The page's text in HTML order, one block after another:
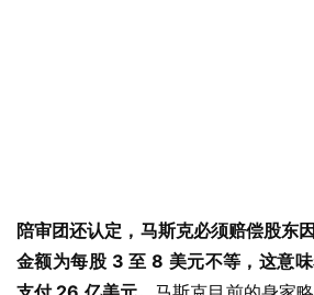
安
卓
陪审团还认定，马斯克必须赔偿股东
金额为每股 3 至 8 美元不等，这意